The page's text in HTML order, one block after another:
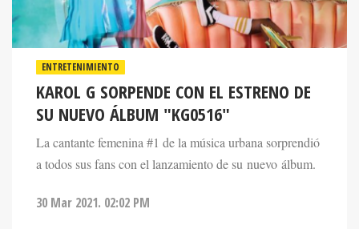
ENTRETENIMIENTO
KAROL G SORPENDE CON EL ESTRENO DE
SU NUEVO ÁLBUM "KG0516"
La cantante femenina #1 de la música urbana sorprendió
a todos sus fans con el lanzamiento de su nuevo álbum.
30 Mar 2021. 02:02 PM